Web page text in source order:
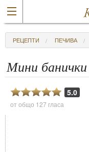
РЕЦЕПТИ ПЕЧИВА
Мини банички
5.0
от общо 127 гласа